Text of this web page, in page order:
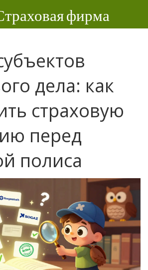
фирма
дела: как
страховую
перед
полиса